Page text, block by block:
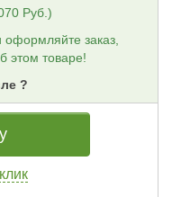
Руб.)
заказ,
этом товаре!
?